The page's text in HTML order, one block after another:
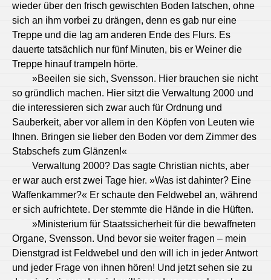
wieder über den frisch gewischten Boden latschen, ohne
sich an ihm vorbei zu drängen, denn es gab nur eine
Treppe und die lag am anderen Ende des Flurs. Es
dauerte tatsächlich nur fünf Minuten, bis er Weiner die
Treppe hinauf trampeln hörte.
»Beeilen sie sich, Svensson. Hier brauchen sie nicht
so gründlich machen. Hier sitzt die Verwaltung 2000 und
die interessieren sich zwar auch für Ordnung und
Sauberkeit, aber vor allem in den Köpfen von Leuten wie
Ihnen. Bringen sie lieber den Boden vor dem Zimmer des
Stabschefs zum Glänzen!«
Verwaltung 2000? Das sagte Christian nichts, aber
er war auch erst zwei Tage hier. »Was ist dahinter? Eine
Waffenkammer?« Er schaute den Feldwebel an, während
er sich aufrichtete. Der stemmte die Hände in die Hüften.
»Ministerium für Staatssicherheit für die bewaffneten
Organe, Svensson. Und bevor sie weiter fragen – mein
Dienstgrad ist Feldwebel und den will ich in jeder Antwort
und jeder Frage von ihnen hören! Und jetzt sehen sie zu